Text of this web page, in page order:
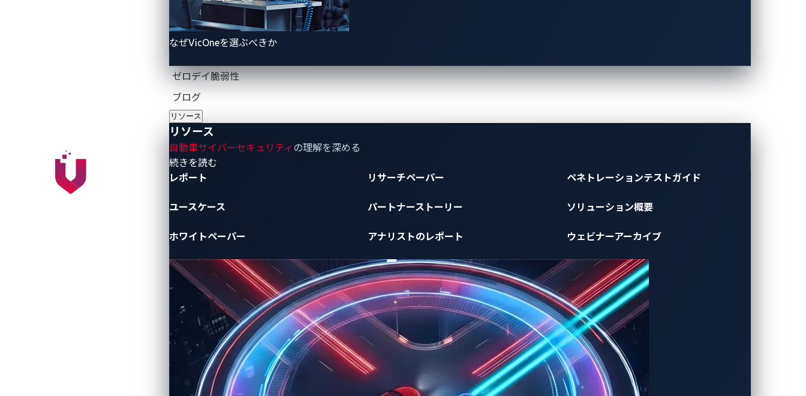
なぜVicOneを選ぶべきか
ゼロデイ脆弱性
ブログ
リソース
リソース
自動車サイバーセキュリティ の理解を深める
続きを読む
レポート
リサーチペーパー ペネトレーションテストガイド
ユースケース パートナーストーリー ソリューション概要
ホワイトペーパー アナリストのレポート ウェビナーアーカイブ
アタックマッピング